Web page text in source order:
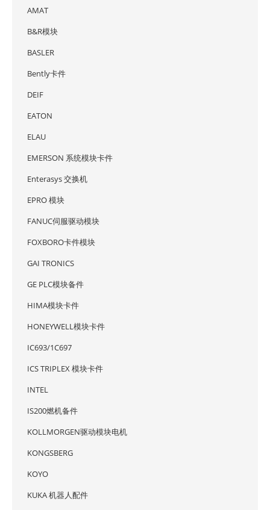
AMAT
B&R模块
BASLER
Bently卡件
DEIF
EATON
ELAU
EMERSON 系统模块卡件
Enterasys 交换机
EPRO 模块
FANUC伺服驱动模块
FOXBORO卡件模块
GAI TRONICS
GE PLC模块备件
HIMA模块卡件
HONEYWELL模块卡件
IC693/1C697
ICS TRIPLEX 模块卡件
INTEL
IS200燃机备件
KOLLMORGEN驱动模块电机
KONGSBERG
KOYO
KUKA 机器人配件